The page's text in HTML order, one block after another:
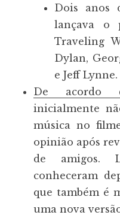
Dois anos
lançava o
Traveling
Dylan,
e Jeff Lynne.
De acordo
inicialmente
música no
opinião após
de amigos.
conheceram
que também é
uma nova